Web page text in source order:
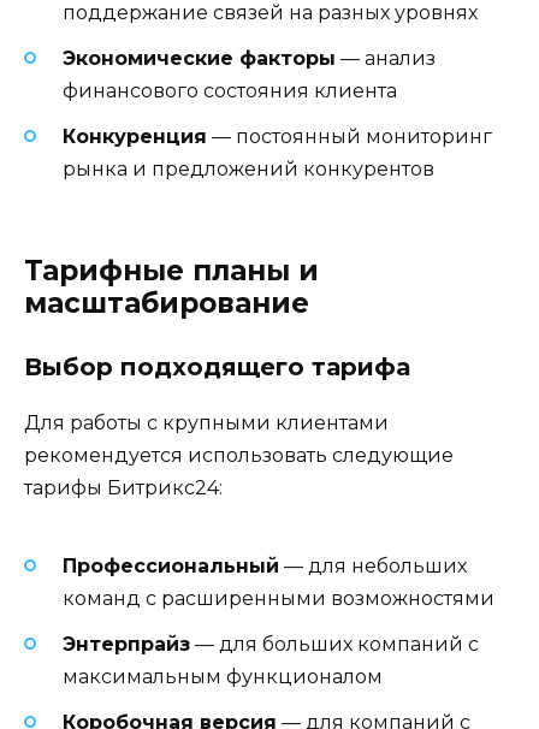
поддержание связей на разных уровнях
Экономические факторы — анализ
финансового состояния клиента
Конкуренция — постоянный мониторинг
рынка и предложений конкурентов
Тарифные планы и
масштабирование
Выбор подходящего тарифа
Для работы с крупными клиентами
рекомендуется использовать следующие
тарифы Битрикс24:
Профессиональный — для небольших
команд с расширенными возможностями
Энтерпрайз — для больших компаний с
максимальным функционалом
Коробочная версия — для компаний с